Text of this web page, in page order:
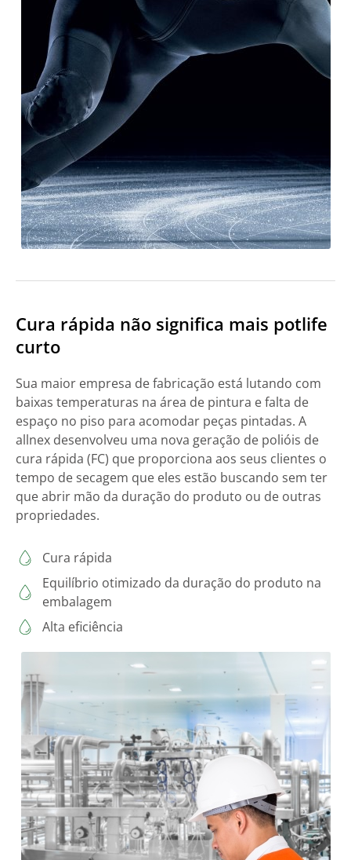
Cura rápida não significa mais potlife
curto
Sua maior empresa de fabricação está lutando com
baixas temperaturas na área de pintura e falta de
espaço no piso para acomodar peças pintadas. A
allnex desenvolveu uma nova geração de polióis de
cura rápida (FC) que proporciona aos seus clientes o
tempo de secagem que eles estão buscando sem ter
que abrir mão da duração do produto ou de outras
propriedades.
Cura rápida
Equilíbrio otimizado da duração do produto na
embalagem
Alta eficiência